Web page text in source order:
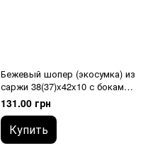
Бежевый шопер (экосумка) из
саржи 38(37)x42x10 с боками и
дном по 10 см
131.00 грн
Купить